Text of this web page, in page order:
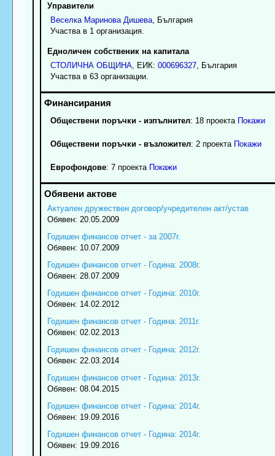
Управители
Веселка Маринова Дишева , България
Участва в 1 организация.
Едноличен собственик на капитала
СТОЛИЧНА ОБЩИНА , ЕИК:000696327 , България
Участва в 63 организации.
Обществени поръчки - изпълнител: 18 проекта Покажи
Обществени поръчки - възложител: 2 проекта Покажи
Еврофондове: 7 проекта Покажи
Актуален дружествен договор/учредителен акт/устав
Обявен: 20.05.2009
Годишен финансов отчет - за 2007г.
Обявен: 10.07.2009
Годишен финансов отчет - Година: 2008г.
Обявен: 28.07.2009
Годишен финансов отчет - Година: 2010г.
Обявен: 14.02.2012
Годишен финансов отчет - Година: 2011г.
Обявен: 02.02.2013
Годишен финансов отчет - Година: 2012г.
Обявен: 22.03.2014
Годишен финансов отчет - Година: 2013г.
Обявен: 08.04.2015
Годишен финансов отчет - Година: 2014г.
Обявен: 19.09.2016
Годишен финансов отчет - Година: 2014г.
Обявен: 19.09.2016